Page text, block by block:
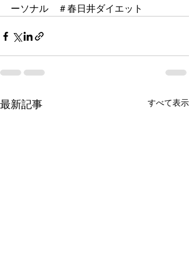
ーソナル　＃春日井ダイエット
最新記事 すべて表示